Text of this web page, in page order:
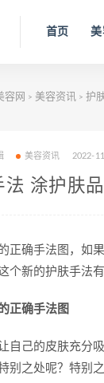
首页 美
容网 > 美容资讯 > 护
美容资讯 2022-
法 涂护肤
正确手法图，如
个新的护肤手法
正确手法图
自己的皮肤充分
别之处呢？特别